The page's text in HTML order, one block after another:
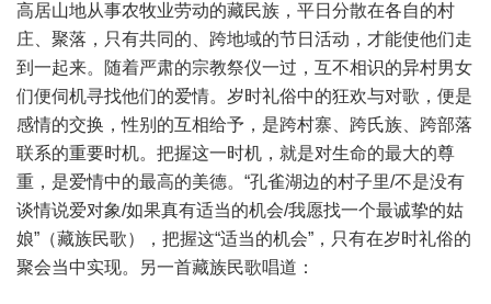
高居山地从事农牧业劳动的藏民族，平日分散在各自的村
庄、聚落，只有共同的、跨地域的节日活动，才能使他们走
到一起来。随着严肃的宗教祭仪一过，互不相识的异村男女
们便伺机寻找他们的爱情。岁时礼俗中的狂欢与对歌，便是
感情的交换，性别的互相给予，是跨村寨、跨氏族、跨部落
联系的重要时机。把握这一时机，就是对生命的最大的尊
重，是爱情中的最高的美德。“孔雀湖边的村子里/不是没有
谈情说爱对象/如果真有适当的机会/我愿找一个最诚挚的姑
娘”（藏族民歌），把握这“适当的机会”，只有在岁时礼俗的
聚会当中实现。另一首藏族民歌唱道：